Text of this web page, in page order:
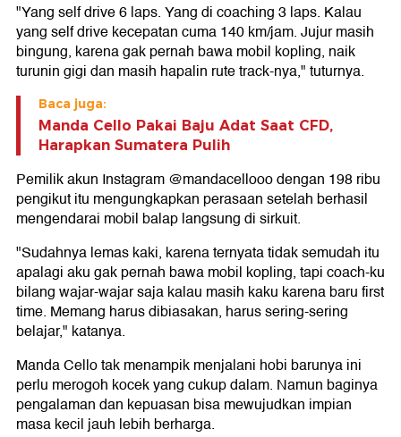
"Yang self drive 6 laps. Yang di coaching 3 laps. Kalau
yang self drive kecepatan cuma 140 km/jam. Jujur masih
bingung, karena gak pernah bawa mobil kopling, naik
turunin gigi dan masih hapalin rute track-nya," tuturnya.
Baca juga:
Manda Cello Pakai Baju Adat Saat CFD,
Harapkan Sumatera Pulih
Pemilik akun Instagram @mandacellooo dengan 198 ribu
pengikut itu mengungkapkan perasaan setelah berhasil
mengendarai mobil balap langsung di sirkuit.
"Sudahnya lemas kaki, karena ternyata tidak semudah itu
apalagi aku gak pernah bawa mobil kopling, tapi coach-ku
bilang wajar-wajar saja kalau masih kaku karena baru first
time. Memang harus dibiasakan, harus sering-sering
belajar," katanya.
Manda Cello tak menampik menjalani hobi barunya ini
perlu merogoh kocek yang cukup dalam. Namun baginya
pengalaman dan kepuasan bisa mewujudkan impian
masa kecil jauh lebih berharga.